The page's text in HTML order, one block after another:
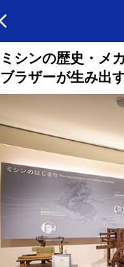
ミシンの歴史・メ
ブラザーが生み出